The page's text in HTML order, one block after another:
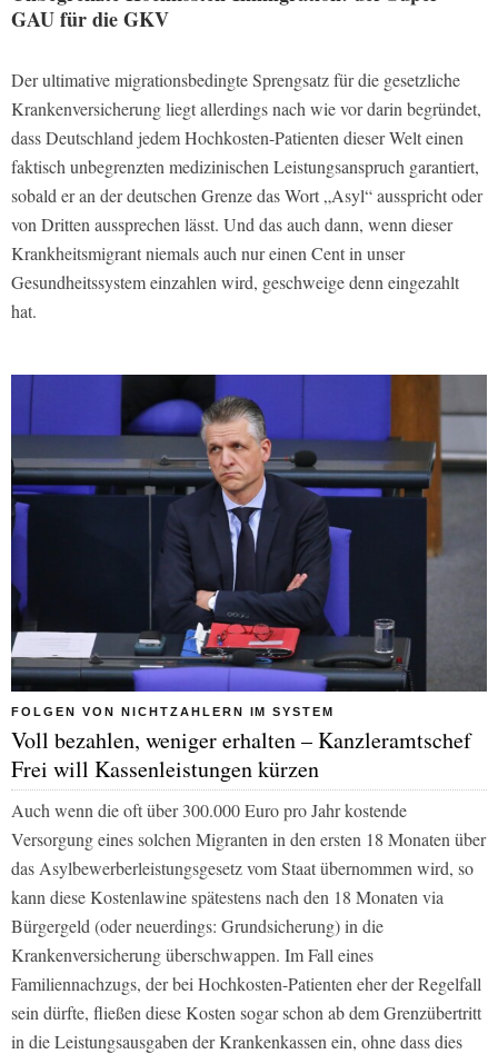
GAU für die GKV
Der ultimative migrationsbedingte Sprengsatz für die gesetzliche
Krankenversicherung liegt allerdings nach wie vor darin begründet,
dass Deutschland jedem Hochkosten-Patienten dieser Welt einen
faktisch unbegrenzten medizinischen Leistungsanspruch garantiert,
sobald er an der deutschen Grenze das Wort „Asyl“ ausspricht oder
von Dritten aussprechen lässt. Und das auch dann, wenn dieser
Krankheitsmigrant niemals auch nur einen Cent in unser
Gesundheitssystem einzahlen wird, geschweige denn eingezahlt
hat.
FOLGEN VON NICHTZAHLERN IM SYSTEM
Voll bezahlen, weniger erhalten – Kanzleramtschef
Frei will Kassenleistungen kürzen
Auch wenn die oft über 300.000 Euro pro Jahr kostende
Versorgung eines solchen Migranten in den ersten 18 Monaten über
das Asylbewerberleistungsgesetz vom Staat übernommen wird, so
kann diese Kostenlawine spätestens nach den 18 Monaten via
Bürgergeld (oder neuerdings: Grundsicherung) in die
Krankenversicherung überschwappen. Im Fall eines
Familiennachzugs, der bei Hochkosten-Patienten eher der Regelfall
sein dürfte, fließen diese Kosten sogar schon ab dem Grenzübertritt
in die Leistungsausgaben der Krankenkassen ein, ohne dass dies